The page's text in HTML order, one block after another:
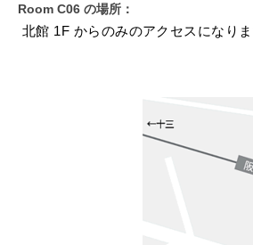
Room C06 の場所：
北館 1F からのみのアクセスになり